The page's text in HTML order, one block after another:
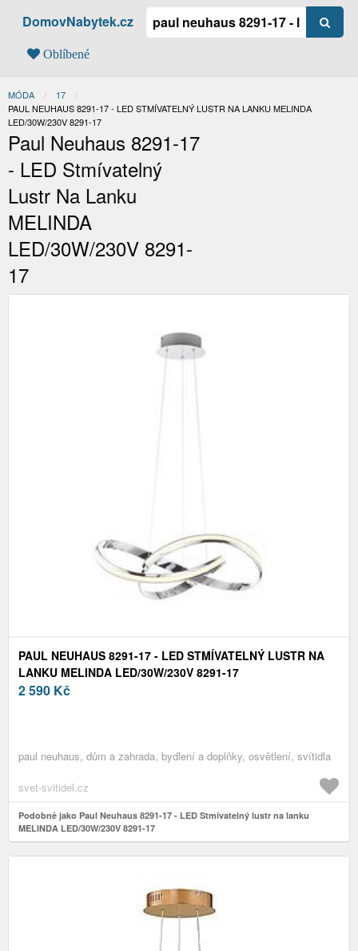
DomovNabytek.cz
Oblíbené
MÓDA
17
AKTUÁLNÍ:
PAUL NEUHAUS 8291-17 - LED STMÍVATELNÝ LUSTR NA LANKU MELINDA
LED/30W/230V 8291-17
Paul Neuhaus 8291-17
- LED Stmívatelný
Lustr Na Lanku
MELINDA
LED/30W/230V 8291-
17
PAUL NEUHAUS 8291-17 - LED STMÍVATELNÝ LUSTR NA
LANKU MELINDA LED/30W/230V 8291-17
2 590 Kč
paul neuhaus, dům a zahrada, bydlení a doplňky, osvětlení, svítidla
svet-svitidel.cz
Podobně jako Paul Neuhaus 8291-17 - LED Stmívatelný lustr na lanku
MELINDA LED/30W/230V 8291-17